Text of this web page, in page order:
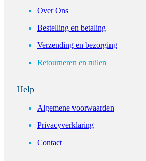
Over Ons
Bestelling en betaling
Verzending en bezorging
Retourneren en ruilen
Help
Algemene voorwaarden
Privacyverklaring
Contact